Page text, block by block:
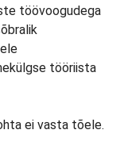
töövoogudega
tööriista
ei vasta tõele.